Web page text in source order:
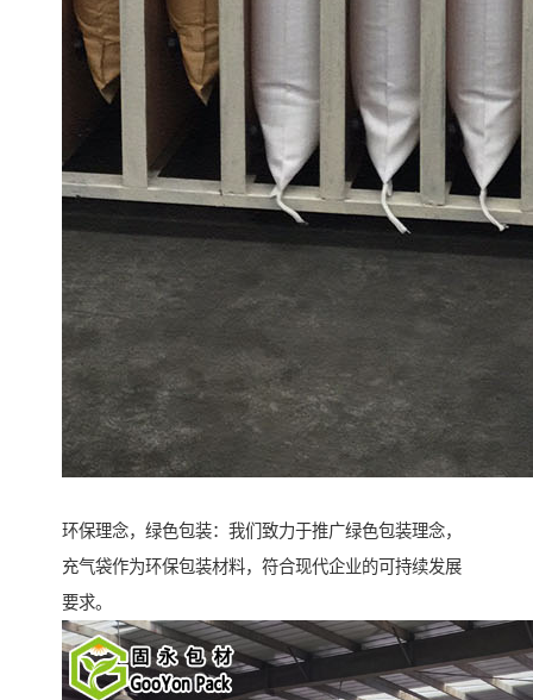
环保理念，绿色包装：我们致力于推广绿色包装理念，
充气袋作为环保包装材料，符合现代企业的可持续发展
要求。